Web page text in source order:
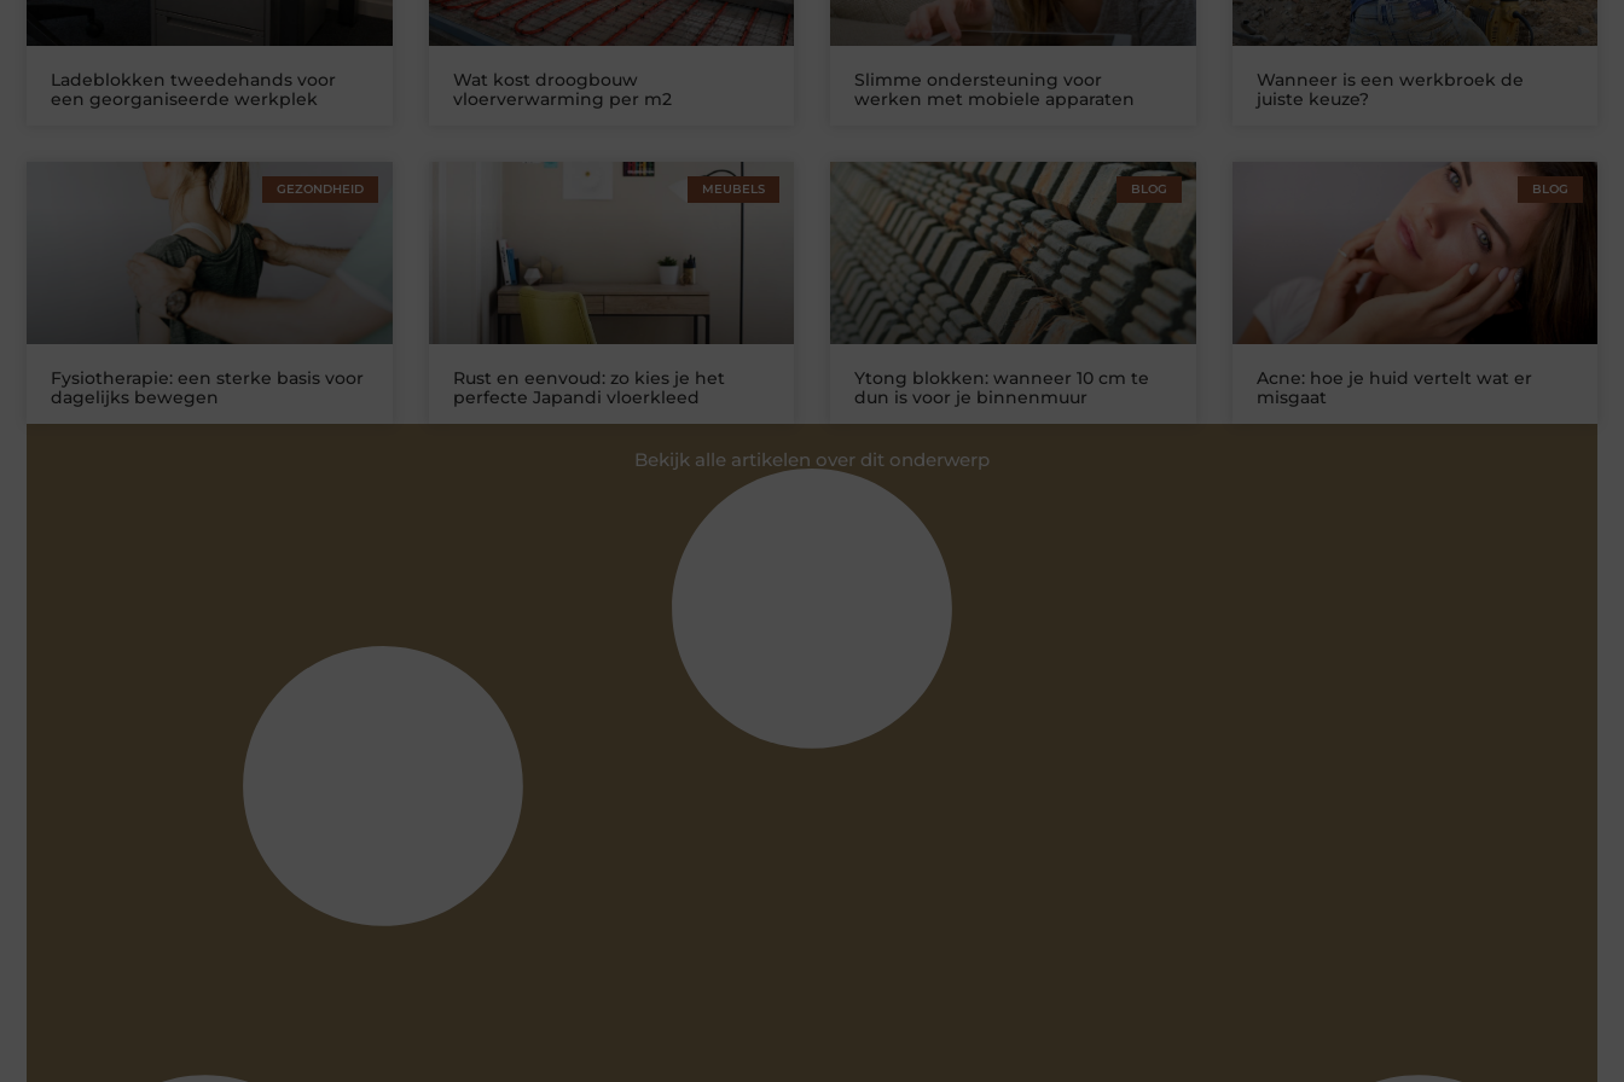
Ladeblokken tweedehands voor
een georganiseerde werkplek
Wat kost droogbouw
vloerverwarming per m2
Slimme ondersteuning voor
werken met mobiele apparaten
Wanneer is een werkbroek de
juiste keuze?
GEZONDHEID
Fysiotherapie: een sterke basis voor
dagelijks bewegen
MEUBELS
Rust en eenvoud: zo kies je het
perfecte Japandi vloerkleed
BLOG
Ytong blokken: wanneer 10 cm te
dun is voor je binnenmuur
BLOG
Acne: hoe je huid vertelt wat er
misgaat
Bekijk alle artikelen over dit onderwerp